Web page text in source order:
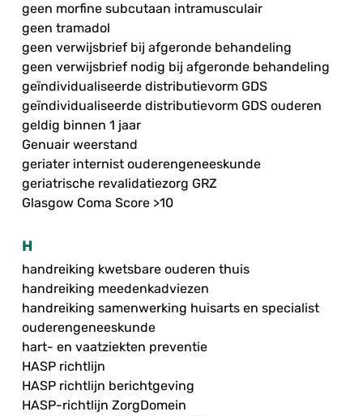
geen morfine subcutaan intramusculair
geen tramadol
geen verwijsbrief bij afgeronde behandeling
geen verwijsbrief nodig bij afgeronde behandeling
geïndividualiseerde distributievorm GDS
geïndividualiseerde distributievorm GDS ouderen
geldig binnen 1 jaar
Genuair weerstand
geriater internist ouderengeneeskunde
geriatrische revalidatiezorg GRZ
Glasgow Coma Score >10
H
handreiking kwetsbare ouderen thuis
handreiking meedenkadviezen
handreiking samenwerking huisarts en specialist
ouderengeneeskunde
hart- en vaatziekten preventie
HASP richtlijn
HASP richtlijn berichtgeving
HASP-richtlijn ZorgDomein